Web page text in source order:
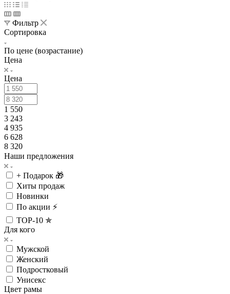
Фильтр
Сортировка
По цене (возрастание)
Цена
Цена
1 550
3 243
4 935
6 628
8 320
Наши предложения
+ Подарок 🎁
Хиты продаж
Новинки
По акции ⚡
TOP-10 ✯
Для кого
Мужской
Женский
Подростковый
Унисекс
Цвет рамы